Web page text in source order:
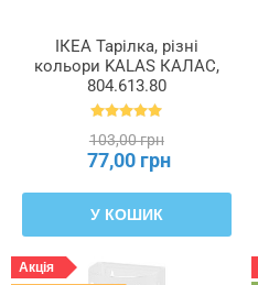
ІКЕА Тарілка, різні
кольори KALAS КАЛАС,
804.613.80
103,00 грн
77,00 грн
У КОШИК
Акція